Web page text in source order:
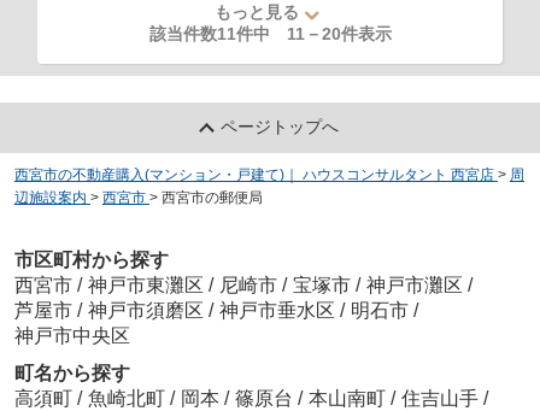
もっと見る
該当件数11件中 11 －20件表示
ページトップへ
西宮市の不動産購入(マンション・戸建て)｜ ハウスコンサルタント 西宮店 > 周
辺施設案内 > 西宮市 > 西宮市の郵便局
市区町村から探す
西宮市 / 神戸市東灘区 / 尼崎市 / 宝塚市 / 神戸市灘区 /
芦屋市 / 神戸市須磨区 / 神戸市垂水区 / 明石市 /
神戸市中央区
町名から探す
高須町 / 魚崎北町 / 岡本 / 篠原台 / 本山南町 / 住吉山手 /